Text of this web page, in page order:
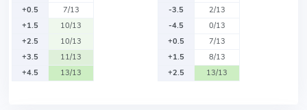
+0.5
7/13
+1.5
10/13
+2.5
10/13
+3.5
11/13
+4.5
13/13
-3.5
2/13
-4.5
0/13
+0.5
7/13
+1.5
8/13
+2.5
13/13